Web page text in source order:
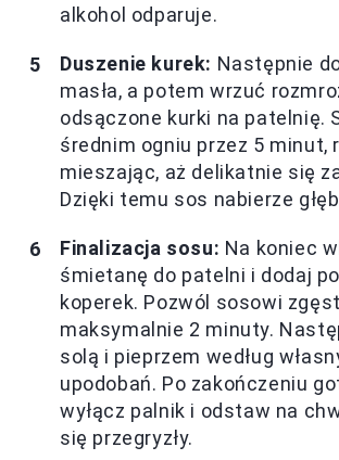
alkohol odparuje.
Duszenie kurek: Następnie
masła, a potem wrzuć
odsączone kurki na patelnię.
średnim ogniu przez 5 minut,
mieszając, aż delikatnie się
Dzięki temu sos nabierze
Finalizacja sosu: Na koniec
śmietanę do patelni i dodaj
koperek. Pozwól sosowi
maksymalnie 2 minuty.
solą i pieprzem według
upodobań. Po zakończeniu
wyłącz palnik i odstaw na
się przegryzły.